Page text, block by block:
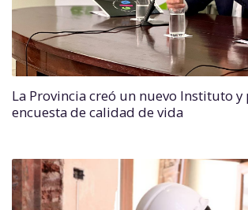
La Provincia creó un nuevo Instituto y
encuesta de calidad de vida